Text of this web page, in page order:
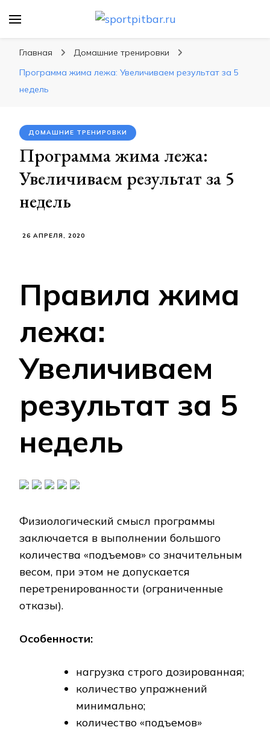
спортивных упражнения, правильные
диеты, программы тренировок
Главная
Домашние тренировки
Программа жима лежа: Увеличиваем результат за 5
недель
ДОМАШНИЕ ТРЕНИРОВКИ
Программа жима лежа:
Увеличиваем результат за 5
недель
26 АПРЕЛЯ, 2020
Правила жима
лежа:
Увеличиваем
результат за 5
недель
Физиологический смысл программы
заключается в выполнении большого
количества «подъемов» со значительным
весом, при этом не допускается
перетренированности (ограниченные
отказы).
Особенности:
нагрузка строго дозированная;
количество упражнений
минимально;
количество «подъемов»